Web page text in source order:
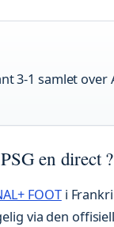
3-1 samlet
en direct ?
FOOTi
via den